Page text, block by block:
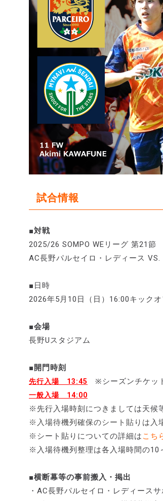
試合情報
■対戦
2025/26 SOMPO WEリーグ 第21節
AC長野パルセイロ・レディース VS.
■日時
2026年5月10日（日）16:00キックオ
■会場
長野Uスタジアム
■開門時刻
先行入場 13:45 ※シーズンチケッ
一般入場 14:00
※先行入場時刻につきましては天候
※入場待機列確保のシート貼りは入
※シート貼りについての詳細は こち
※入場待機列整理は各入場時間の10
■横断幕等の事前搬入・掲出
・AC長野パルセイロ・レディース